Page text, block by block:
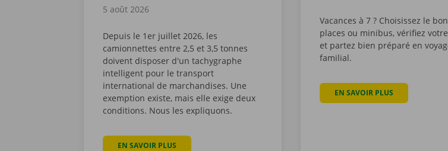
5 août 2026
Depuis le 1er juillet 2026, les
camionnettes entre 2,5 et 3,5 tonnes
doivent disposer d'un tachygraphe
intelligent pour le transport
international de marchandises. Une
exemption existe, mais elle exige deux
conditions. Nous les expliquons.
EN SAVOIR PLUS
Vacances à 7 ? Choisissez le
places ou minibus, vérifiez
et partez bien préparé en
familial.
EN SAVOIR PLUS À PROPOS